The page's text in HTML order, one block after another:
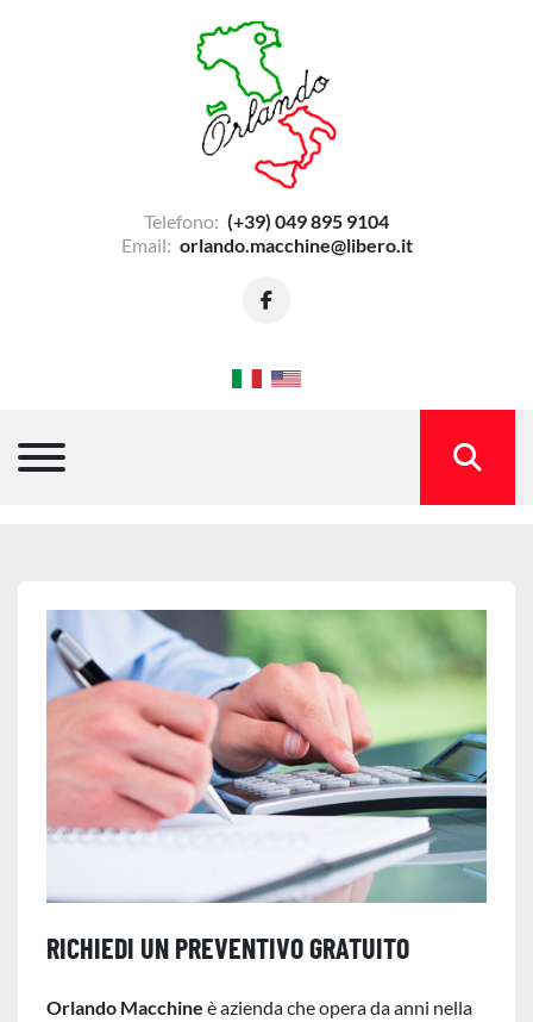
Telefono: (+39) 049 895 9104
Email: orlando.macchine@libero.it
facebook
CERCA
RICHIEDI UN PREVENTIVO GRATUITO
Orlando Macchine è azienda che opera da anni nella